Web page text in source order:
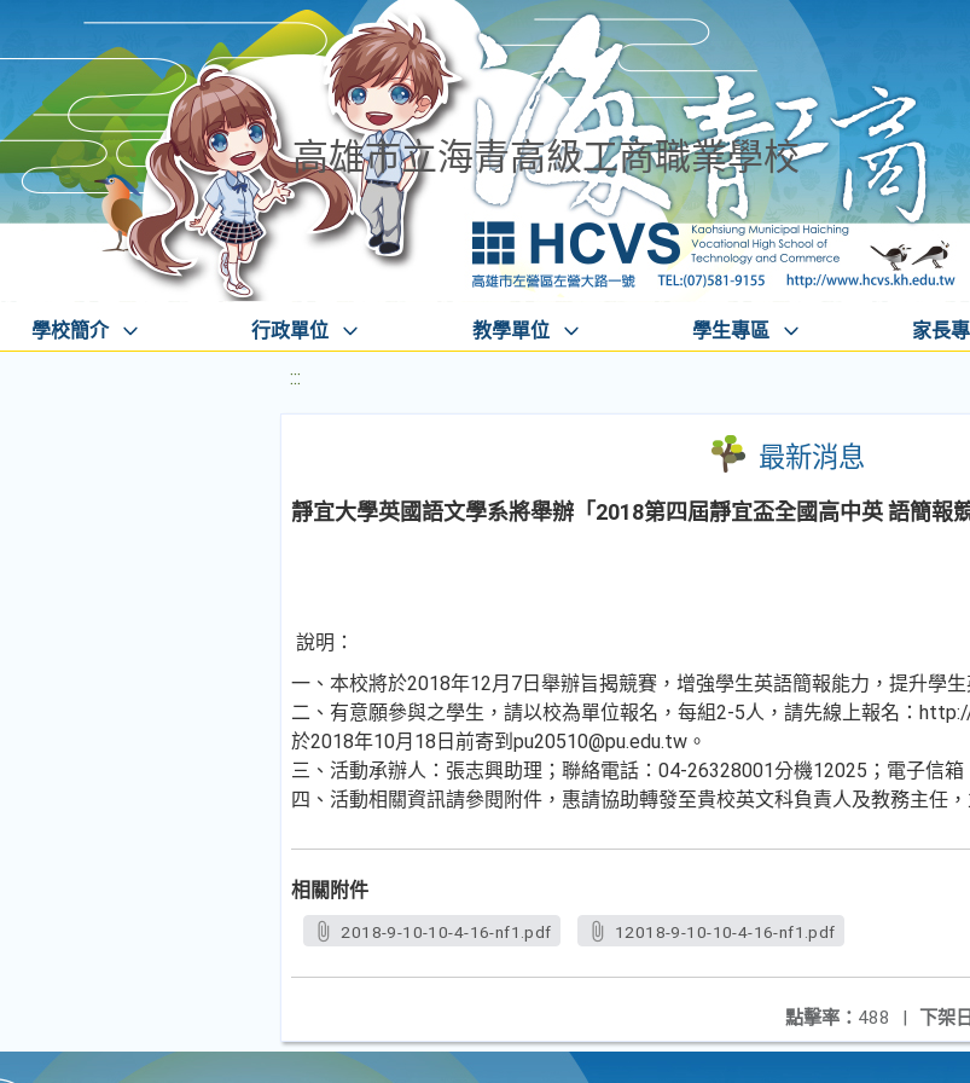
高雄市立海青高級工商職業學校
學校簡介 行政單位 教學單位 學生專區 家長
:::
最新消息
靜宜大學英國語文學系將舉辦「2018第四屆靜宜盃全國高中英 語簡報
說明：
一、本校將於2018年12月7日舉辦旨揭競賽，增強學生英語簡報能力，提升學生
二、有意願參與之學生，請以校為單位報名，每組2-5人，請先線上報名：
於2018年10月18日前寄到pu20510@pu.edu.tw。
三、活動承辦人：張志興助理；聯絡電話：04-26328001分機12025；電子信箱
四、活動相關資訊請參閱附件，惠請協助轉發至貴校英文科負責人及教務主任
相關附件
2018-9-10-10-4-16-nf1.pdf 12018-9-10-10-4-16-nf1.pdf
下架
點擊率： 488 |